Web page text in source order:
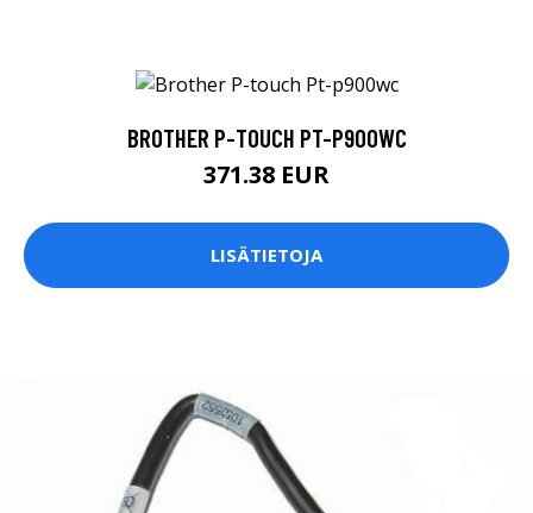
BROTHER P-TOUCH PT-P900WC
371.38 EUR
LISÄTIETOJA